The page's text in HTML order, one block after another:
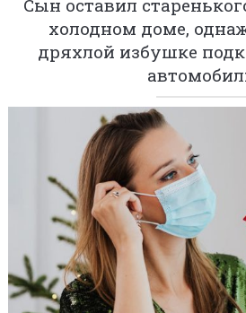
Сын оставил
холодном доме,
дряхлой избушке